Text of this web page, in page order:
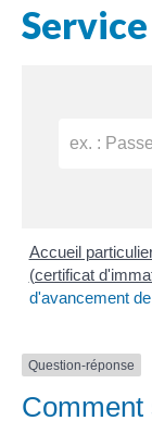
Accueil
(certificat
d'avancement
Question-réponse
Comment